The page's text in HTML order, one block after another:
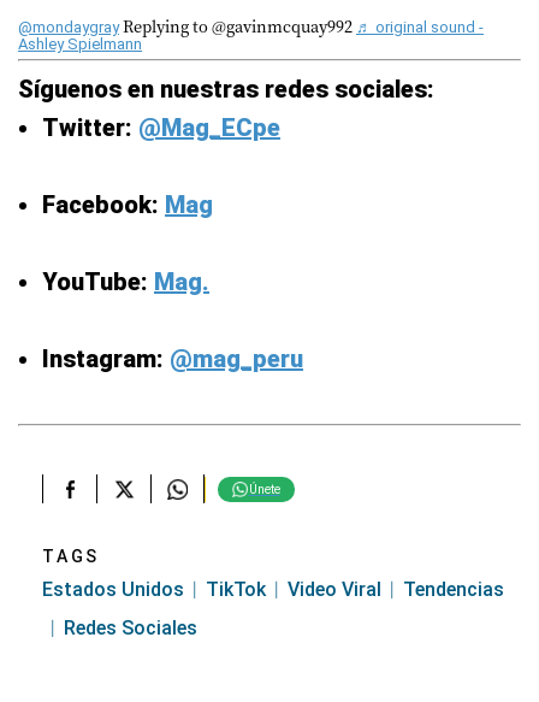
@mondaygrayReplying to @gavinmcquay992 ♬ original sound -
Ashley Spielmann
Síguenos en nuestras redes sociales:
Twitter: @Mag_ECpe
Facebook: Mag
YouTube: Mag.
Instagram: @mag_peru
Únete
TAGS
Estados Unidos TikTok Video Viral
Tendencias
Redes Sociales